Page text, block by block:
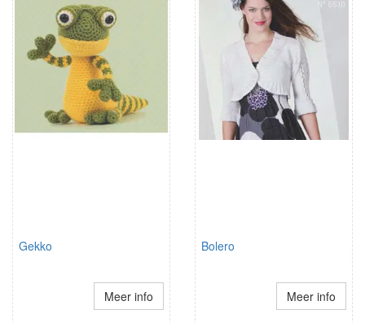
Gekko
Meer info
Bolero
Meer info